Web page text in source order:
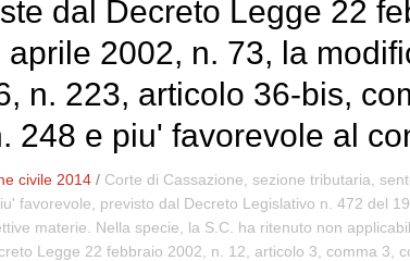
dal Decreto Legge 22
2002, n. 73, la
n. 223, articolo 36-bis,
248 e piu' favorevole al
civile 2014 / Corte di Cassazione, sezione tributaria,
favorevole, previsto dal Decreto Legislativo n. 472 del
materie. Nella specie, la S.C. ha ritenuto non
Legge 22 febbraio 2002, n. 12, articolo 3, comma 3,